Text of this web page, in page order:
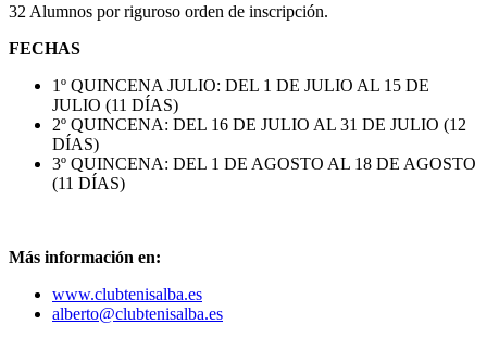
32 Alumnos por riguroso orden de inscripción.
FECHAS
1º QUINCENA JULIO: DEL 1 DE JULIO AL 15 DE
JULIO (11 DÍAS)
2º QUINCENA: DEL 16 DE JULIO AL 31 DE JULIO (12
DÍAS)
3º QUINCENA: DEL 1 DE AGOSTO AL 18 DE AGOSTO
(11 DÍAS)
Más información en:
www.clubtenisalba.es
alberto@clubtenisalba.es